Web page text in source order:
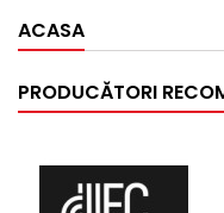
ACASA
PRODUCĂTORI